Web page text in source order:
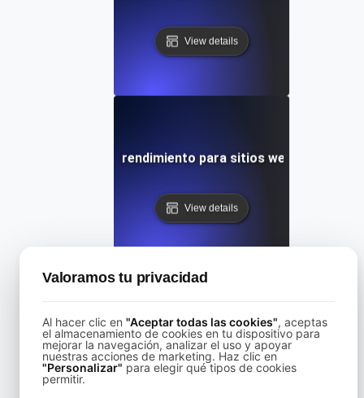
View details
Pruebas de rendimiento para sitios web en Drupal
View details
de rendimiento para sitios web de Wix con alta
View details
Valoramos tu privacidad
Al hacer clic en "Aceptar todas las cookies", aceptas
el almacenamiento de cookies en tu dispositivo para
mejorar la navegación, analizar el uso y apoyar
nuestras acciones de marketing. Haz clic en
"Personalizar" para elegir qué tipos de cookies
permitir.